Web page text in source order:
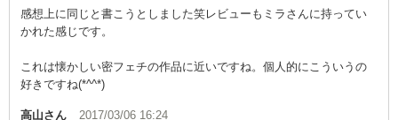
感想上に同じと書こうとしました笑レビューもミラさんに持ってい
かれた感じです。
これは懐かしい密フェチの作品に近いですね。個人的にこういうの
好きですね(*^^*)
高山さん 2017/03/06 16:24